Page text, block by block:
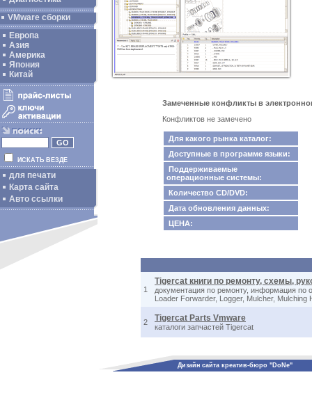
VMware сборки
Европа
Азия
Америка
Япония
Китай
ИСКАТЬ ВЕЗДЕ
для печати
Карта сайта
Авто ссылки
Замеченные конфликты в
Конфликтов не замечено
Для какого рынка каталог:
Доступные в программе языки:
Поддерживаемые
операционные системы:
Количество CD/DVD:
Дата обновления данных:
ЦЕНА:
1
Tigercat книги по ремонту, схемы,
документация по ремонту, информация по
Loader Forwarder, Logger, Mulcher, Mulching
2 Tigercat Parts Vmware
каталоги запчастей Tigercat
Дизайн сайта креатив-бюро "DoNe"